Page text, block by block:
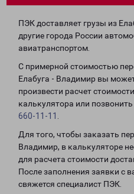
ПЭК доставляет грузы из
другие города России
авиатранспортом.
С примерной стоимостью
Елабуга - Владимир вы
произвести расчет
калькулятора или
660-11-11
Для того, чтобы заказать
Владимир, в калькуляторе
для расчета стоимости
После заполнения заявки с
свяжется специалист ПЭК.